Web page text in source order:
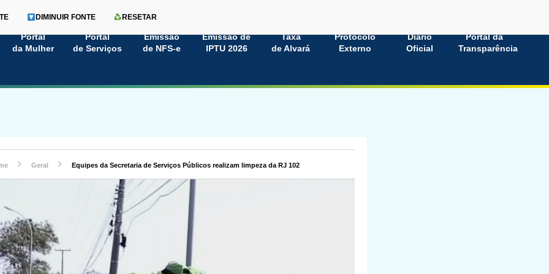
Portal
da Mulher
Portal
de Serviços
Emissão
de NFS-e
Emissão de
IPTU 2026
Taxa
de Alvará
Protocolo
Externo
Diário
Oficial
Portal da
Transparência
DIMINUIR FONTE RESETAR
Geral Equipes da Secretaria de Serviços Públicos realizam limpeza da RJ 102